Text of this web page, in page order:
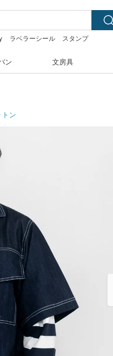
ラベラーシール
スタンプ
ン 文房具
トン